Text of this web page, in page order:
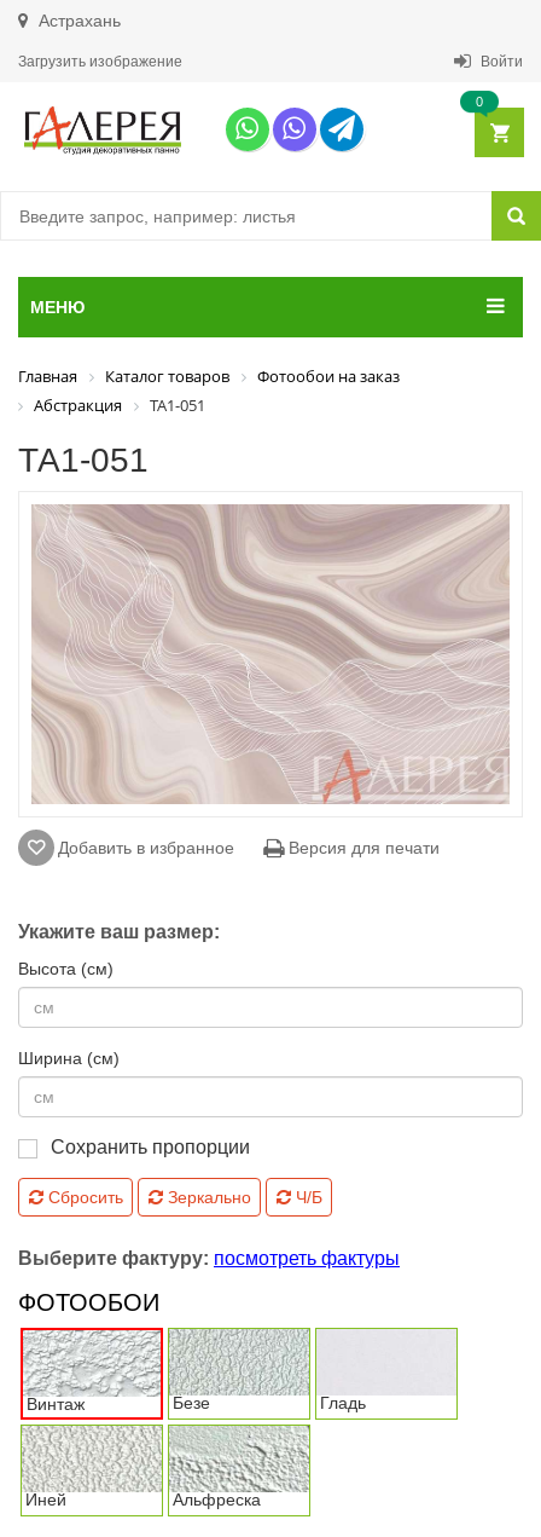
Астрахань
Загрузить изображение Войти
0
МЕНЮ
Главная Каталог товаров
Фотообои на заказ
Абстракция
ТА1-051
ТА1-051
Добавить в избранное Версия для печати
Укажите ваш размер:
Высота (см)
Ширина (см)
Сохранить пропорции
Сбросить Зеркально Ч/Б
Выберите фактуру: посмотреть фактуры
ФОТООБОИ
Винтаж Безе Гладь
Иней Альфреска